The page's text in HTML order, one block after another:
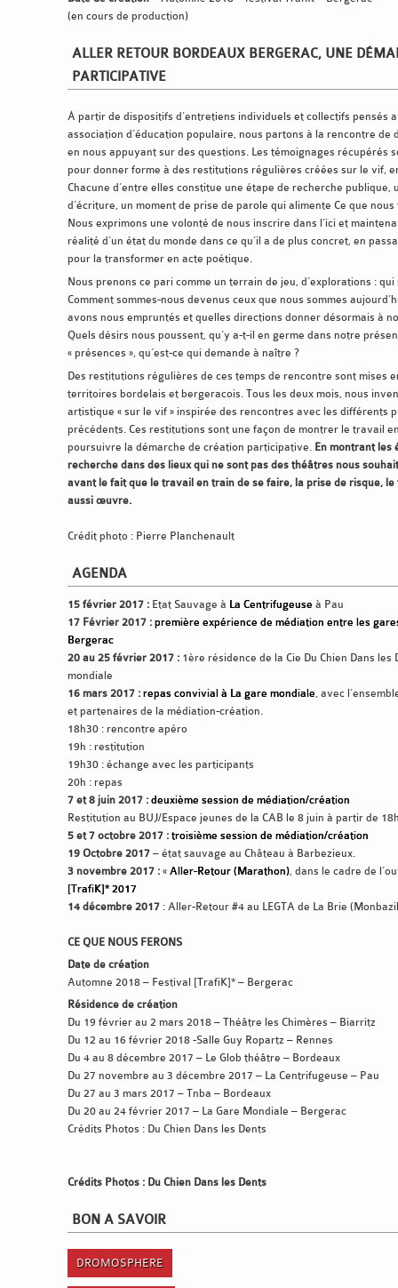
(en cours de production)
ALLER RETOUR BORDEAUX BERGERAC, UNE
PARTICIPATIVE
À partir de dispositifs d’entretiens individuels et collectifs pensés
association d’éducation populaire, nous partons à la rencontre de
en nous appuyant sur des questions. Les témoignages récupérés
pour donner forme à des restitutions régulières créées sur le vif,
Chacune d’entre elles constitue une étape de recherche publique,
d’écriture, un moment de prise de parole qui alimente Ce que nous
Nous exprimons une volonté de nous inscrire dans l’ici et
réalité d’un état du monde dans ce qu’il a de plus concret, en
pour la transformer en acte poétique.
Nous prenons ce pari comme un terrain de jeu, d’explorations : qui
Comment sommes-nous devenus ceux que nous sommes
avons nous empruntés et quelles directions donner désormais à
Quels désirs nous poussent, qu’y a-t-il en germe dans notre
« présences », qu’est-ce qui demande à naître ?
Des restitutions régulières de ces temps de rencontre sont mises
territoires bordelais et bergeracois. Tous les deux mois, nous
artistique « sur le vif » inspirée des rencontres avec les différents
précédents. Ces restitutions sont une façon de montrer le travail
poursuivre la démarche de création participative. En montrant les
recherche dans des lieux qui ne sont pas des théâtres nous
avant le fait que le travail en train de se faire, la prise de risque,
aussi œuvre.
Crédit photo : Pierre Planchenault
AGENDA
15 février 2017 : Etat Sauvage à La Centrifugeuse à Pau
17 Février 2017 : première expérience de médiation entre les
Bergerac
20 au 25 février 2017 : 1ère résidence de la Cie Du Chien Dans les
mondiale
16 mars 2017 : repas convivial à La gare mondiale, avec
et partenaires de la médiation-création.
18h30 : rencontre apéro
19h : restitution
19h30 : échange avec les participants
20h : repas
7 et 8 juin 2017 : deuxième session de médiation/création
Restitution au BUJ/Espace jeunes de la CAB le 8 juin à partir de
5 et 7 octobre 2017 : troisième session de médiation/création
19 Octobre 2017 – état sauvage au Château à Barbezieux.
3 novembre 2017 : « Aller-Retour (Marathon), dans le cadre de
[TrafiK]* 2017
14 décembre 2017 : Aller-Retour #4 au LEGTA de La Brie
CE QUE NOUS FERONS
Date de création
Automne 2018 – Festival [TrafiK]* – Bergerac
Résidence de création
Du 19 février au 2 mars 2018 – Théâtre les Chimères – Biarritz
Du 12 au 16 février 2018 -Salle Guy Ropartz – Rennes
Du 4 au 8 décembre 2017 – Le Glob théâtre – Bordeaux
Du 27 novembre au 3 décembre 2017 – La Centrifugeuse – Pau
Du 27 au 3 mars 2017 – Tnba – Bordeaux
Du 20 au 24 février 2017 – La Gare Mondiale – Bergerac
Crédits Photos : Du Chien Dans les Dents
Crédits Photos : Du Chien Dans les Dents
BON A SAVOIR
DROMOSPHERE